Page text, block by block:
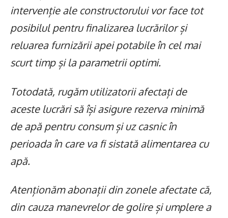
intervenție ale constructorului vor face tot
posibilul pentru finalizarea lucrărilor și
reluarea furnizării apei potabile în cel mai
scurt timp și la parametrii optimi.
Totodată, rugăm utilizatorii afectați de
aceste lucrări să își asigure rezerva minimă
de apă pentru consum și uz casnic în
perioada în care va fi sistată alimentarea cu
apă.
Atenționăm abonații din zonele afectate că,
din cauza manevrelor de golire și umplere a